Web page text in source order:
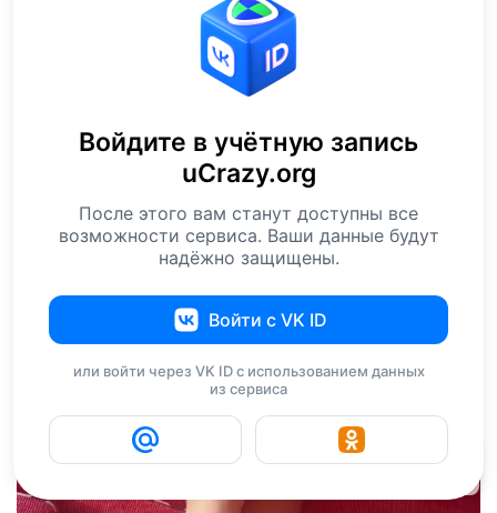
Войдите в учётную запись
uCrazy.org
После этого вам станут доступны все
возможности сервиса. Ваши данные будут
надёжно защищены.
Войти с VK ID
или войти через VK ID с использованием данных
из сервиса